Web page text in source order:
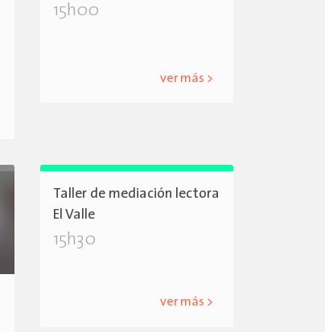
15h00
ver más >
Taller de mediación lectora
El Valle
15h30
ver más >